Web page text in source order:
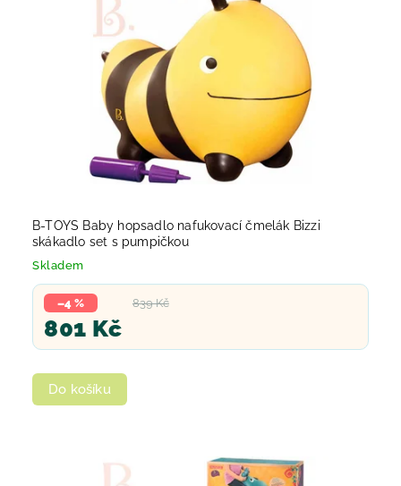
B-TOYS Baby hopsadlo nafukovací čmelák Bizzi
skákadlo set s pumpičkou
Skladem
839 Kč
–4 %
801 Kč
Do košíku